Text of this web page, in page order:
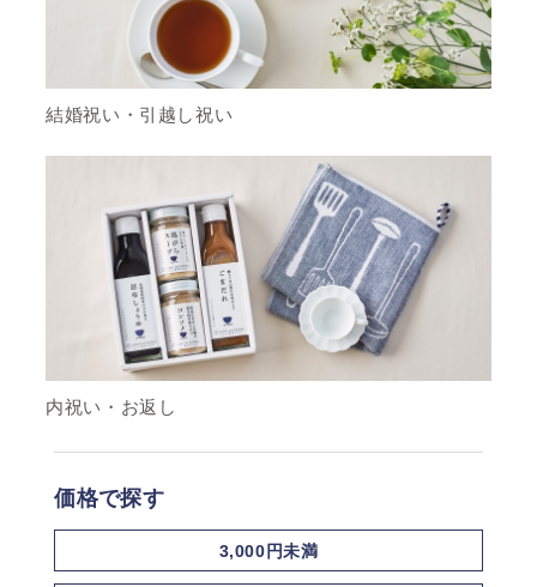
結婚祝い・引越し祝い
内祝い・お返し
価格で探す
3,000円未満